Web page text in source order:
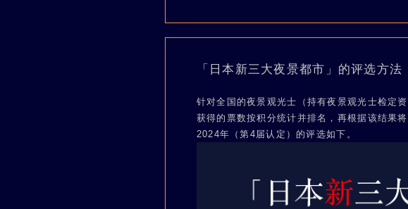
「日本新三大夜景都市」的评选方法
针对全国的夜景观光士（持有夜景观光士检定
获得的票数按积分统计并排名，再根据该结果
2024年（第4届认定）的评选如下。